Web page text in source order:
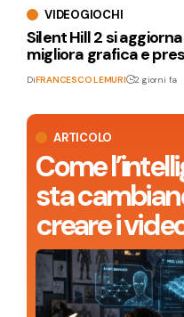
ARTICOLO
Come
sta
creare i
VIDEOGIOCHI
Silent Hill 2 si
migliora grafica e
DiFRANCESCO LEMURI 2 giorni fa